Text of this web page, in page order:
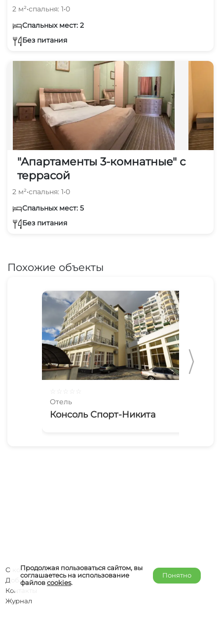
2 м²•спальня: 1•0
Спальных мест: 2
Без питания
"Апартаменты 3-комнатные" с
террасой
2 м²•спальня: 1•0
Спальных мест: 5
Без питания
Похожие объекты
Отель
Консоль Спорт-Никита
Продолжая пользоваться сайтом, вы
соглашаетесь на использование
файловcookies.
Понятно
О компании
Добавить объект
Контакты
Журнал